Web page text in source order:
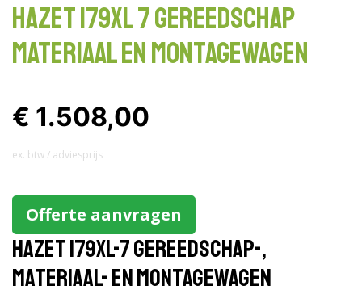
Hazet 179XL 7 Gereedschap
materiaal en montagewagen
€ 1.508,00
ex. btw / adviesprijs
Offerte aanvragen
Hazet 179XL-7 Gereedschap-,
materiaal- en montagewagen